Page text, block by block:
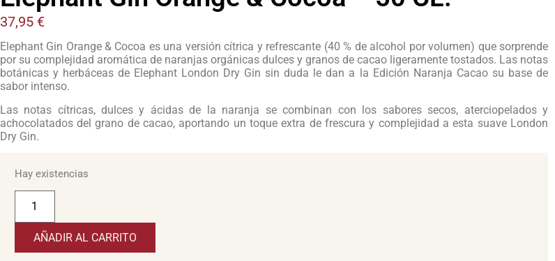
37,95 €
Elephant Gin Orange & Cocoa es una versión cítrica y refrescante (40 % de alcohol por volumen) que sorprende
por su complejidad aromática de naranjas orgánicas dulces y granos de cacao ligeramente tostados. Las notas
botánicas y herbáceas de Elephant London Dry Gin sin duda le dan a la Edición Naranja Cacao su base de
sabor intenso.
Las notas cítricas, dulces y ácidas de la naranja se combinan con los sabores secos, aterciopelados y
achocolatados del grano de cacao, aportando un toque extra de frescura y complejidad a esta suave London
Dry Gin.
Hay existencias
AÑADIR AL CARRITO